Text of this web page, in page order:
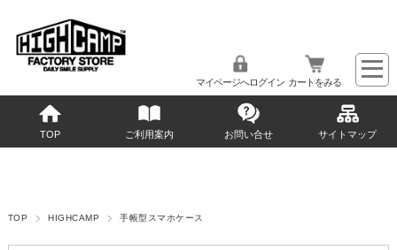
マイページへログイン カートをみる
TOP ご利用案内 お問い合せ サイトマップ
TOP HIGHCAMP 手帳型スマホケース